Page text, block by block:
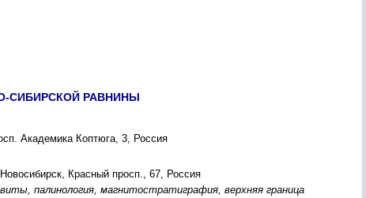
СИБИРСКОЙ РАВНИНЫ
Академика Коптюга, 3, Россия
Красный просп., 67, Россия
палинология, магнитостратиграфия, верхняя граница